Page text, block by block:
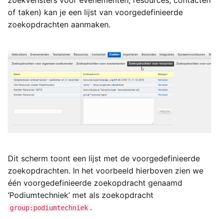
l
Gebruikersinstellingen
Types van externe
gegevens
Exchange
Generieke ticketing module
Mercurius Export
Tessitura
Ticketmatic
Yesplan 27, jul 2020
Yesplan 26.1, nov 2019
Yesplan 26, okt 2019
Yesplan 25, nov 2018
Yesplan 1.23, nov 2017
Yesplan 1.22, jun 2017
Yesplan 1.21, nov 2016
of taken) kan je een lijst van voorgedefinieerde
zoekopdrachten aanmaken.
Dit scherm toont een lijst met de voorgedefinieerde
zoekopdrachten. In het voorbeeld hierboven zien we
één voorgedefinieerde zoekopdracht genaamd
‘Podiumtechniek’ met als zoekopdracht
group:podiumtechniek .